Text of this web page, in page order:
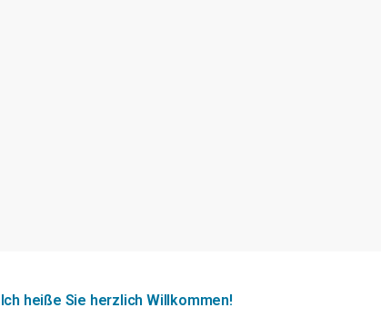
Ich heiße Sie herzlich Willkommen!